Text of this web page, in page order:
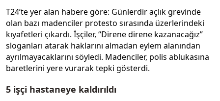
T24’te yer alan habere göre: Günlerdir açlık grevinde
olan bazı madenciler protesto sırasında üzerlerindeki
kıyafetleri çıkardı. İşçiler, “Direne direne kazanacağız”
sloganları atarak haklarını almadan eylem alanından
ayrılmayacaklarını söyledi. Madenciler, polis ablukasına
baretlerini yere vurarak tepki gösterdi.
5 işçi hastaneye kaldırıldı